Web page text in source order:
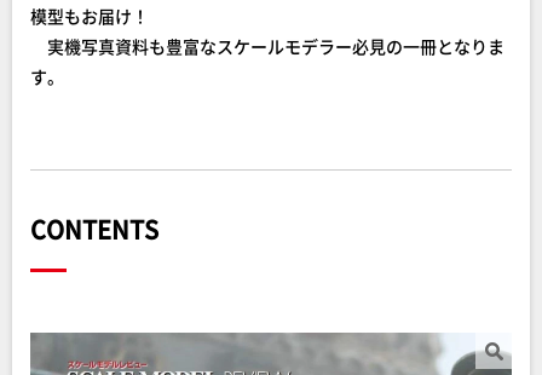
模型もお届け！
実機写真資料も豊富なスケールモデラー必見の一冊となりま
す。
CONTENTS